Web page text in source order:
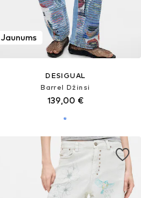
Jaunums
DESIGUAL
Barrel Džinsi
139,00 €